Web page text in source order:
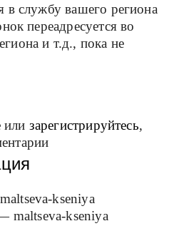
в службу вашего региона
переадресуется во
и т.д., пока не
или зарегистрируйтесь,
maltseva-kseniya